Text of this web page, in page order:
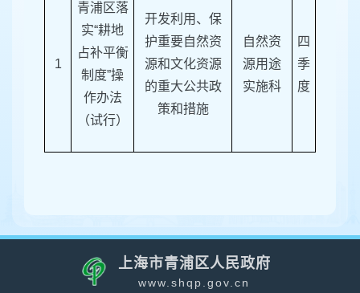
1
青浦区落
实“耕地
占补平衡
制度”操
作办法
（试行）
开发利用、保
护重要自然资
源和文化资源
的重大公共政
策和措施
自然资
源用途
实施科
四
季
度
上海市青浦区人民政府
www.shqp.gov.cn